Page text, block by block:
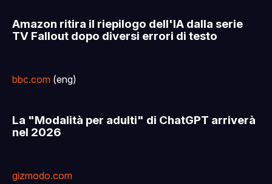
Amazon ritira il riepilogo dell'IA dalla serie
TV Fallout dopo diversi errori di testo
bbc.com (eng)
La "Modalità per adulti" di ChatGPT arriverà
nel 2026
gizmodo.com